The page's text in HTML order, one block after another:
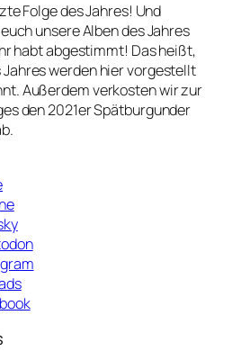
Folge des Jahres! Und
unsere Alben des Jahres
habt abgestimmt! Das heißt,
Jahres werden hier vorgestellt
Außerdem verkosten wir zur
den 2021er Spätburgunder